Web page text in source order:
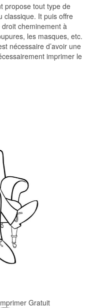
propose tout type de
classique. It puis offre
cheminement à
les masques, etc.
nécessaire d’avoir une
imprimer le
Gratuit